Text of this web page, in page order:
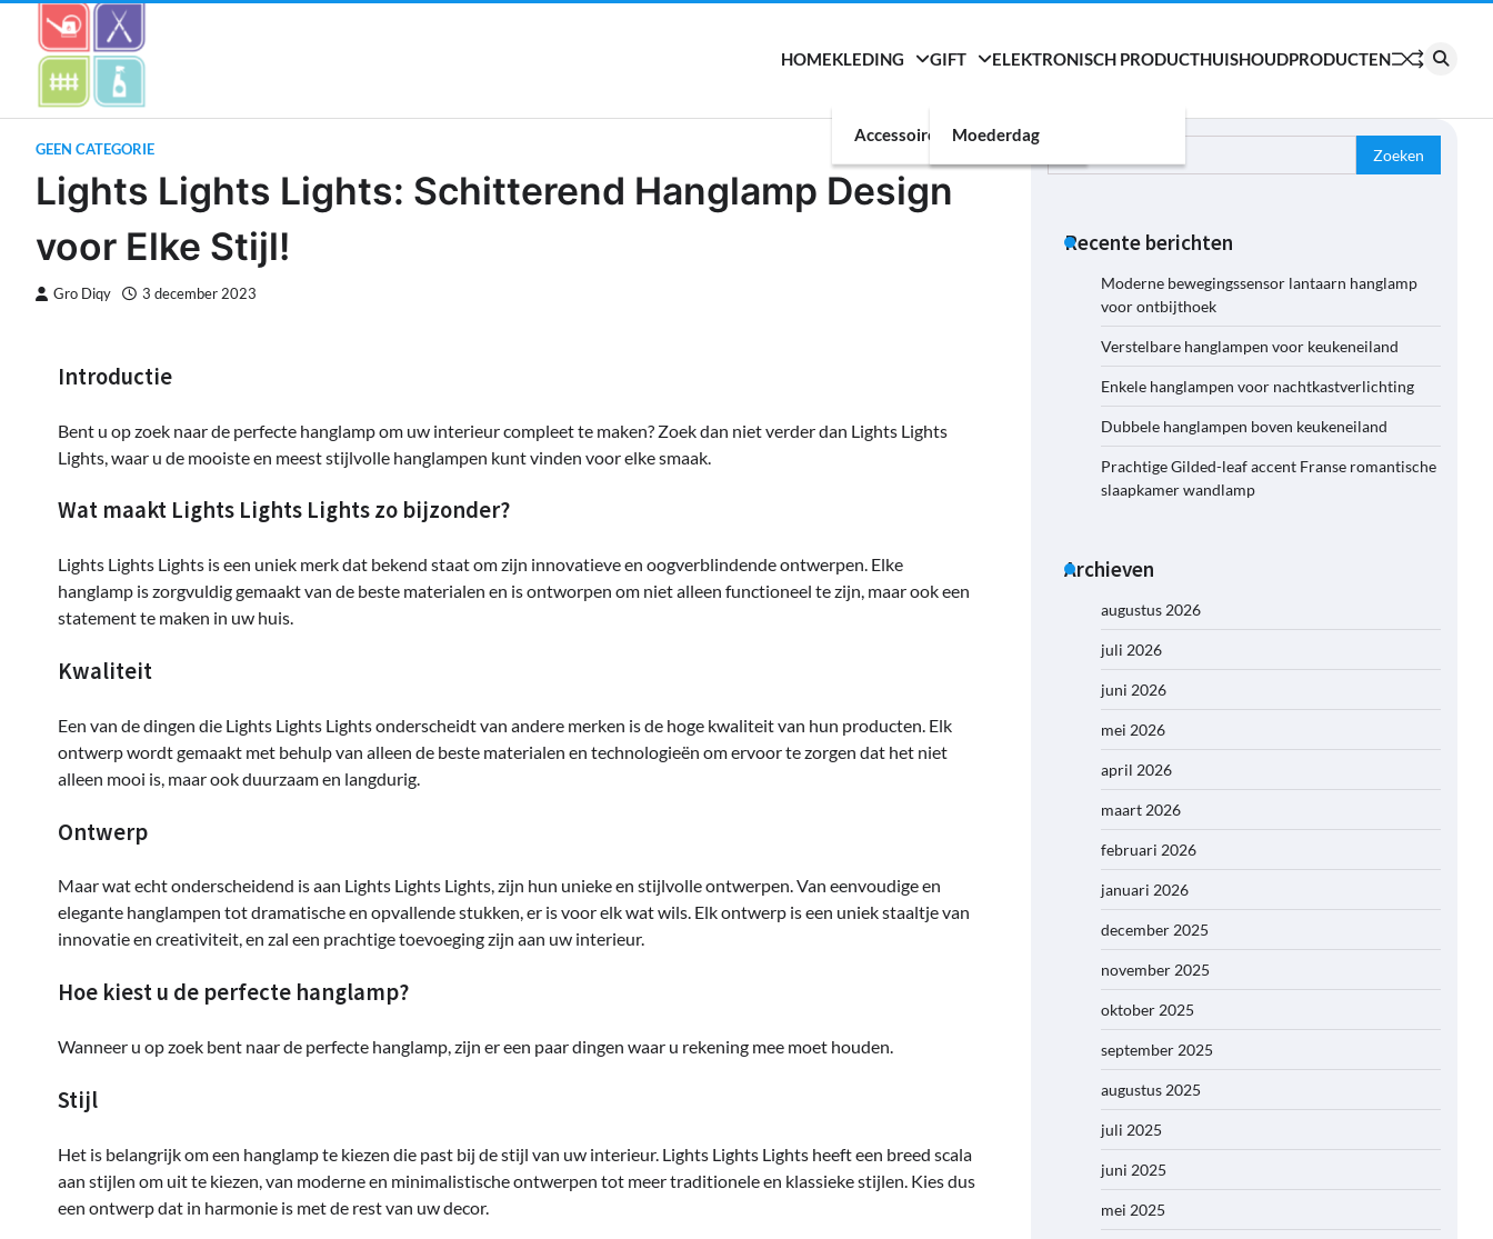
content
HOMEKLEDING
Accessoires
GIFT
Moederdag
ELEKTRONISCH PRODUCTHUISHOUDPRODUCTEN
GEEN CATEGORIE
Lights Lights Lights: Schitterend Hanglamp Design
voor Elke Stijl!
Gro Diqy 3 december 2023
Introductie
Bent u op zoek naar de perfecte hanglamp om uw interieur compleet te maken? Zoek dan niet verder dan Lights Lights
Lights, waar u de mooiste en meest stijlvolle hanglampen kunt vinden voor elke smaak.
Wat maakt Lights Lights Lights zo bijzonder?
Lights Lights Lights is een uniek merk dat bekend staat om zijn innovatieve en oogverblindende ontwerpen. Elke
hanglamp is zorgvuldig gemaakt van de beste materialen en is ontworpen om niet alleen functioneel te zijn, maar ook een
statement te maken in uw huis.
Kwaliteit
Een van de dingen die Lights Lights Lights onderscheidt van andere merken is de hoge kwaliteit van hun producten. Elk
ontwerp wordt gemaakt met behulp van alleen de beste materialen en technologieën om ervoor te zorgen dat het niet
alleen mooi is, maar ook duurzaam en langdurig.
Ontwerp
Maar wat echt onderscheidend is aan Lights Lights Lights, zijn hun unieke en stijlvolle ontwerpen. Van eenvoudige en
elegante hanglampen tot dramatische en opvallende stukken, er is voor elk wat wils. Elk ontwerp is een uniek staaltje van
innovatie en creativiteit, en zal een prachtige toevoeging zijn aan uw interieur.
Hoe kiest u de perfecte hanglamp?
Wanneer u op zoek bent naar de perfecte hanglamp, zijn er een paar dingen waar u rekening mee moet houden.
Stijl
Het is belangrijk om een hanglamp te kiezen die past bij de stijl van uw interieur. Lights Lights Lights heeft een breed scala
aan stijlen om uit te kiezen, van moderne en minimalistische ontwerpen tot meer traditionele en klassieke stijlen. Kies dus
een ontwerp dat in harmonie is met de rest van uw decor.
naar:
Recente berichten
Moderne bewegingssensor lantaarn hanglamp
voor ontbijthoek
Verstelbare hanglampen voor keukeneiland
Enkele hanglampen voor nachtkastverlichting
Dubbele hanglampen boven keukeneiland
Prachtige Gilded-leaf accent Franse romantische
slaapkamer wandlamp
Archieven
augustus 2026
juli 2026
juni 2026
mei 2026
april 2026
maart 2026
februari 2026
januari 2026
december 2025
november 2025
oktober 2025
september 2025
augustus 2025
juli 2025
juni 2025
mei 2025